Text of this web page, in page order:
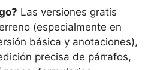
Las versiones gratis
(especialmente en
básica y anotaciones),
precisa de párrafos,